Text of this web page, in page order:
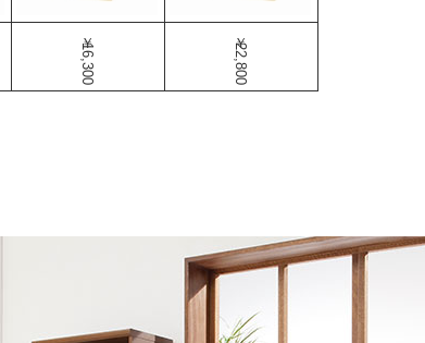
￥16,300 ￥22,800